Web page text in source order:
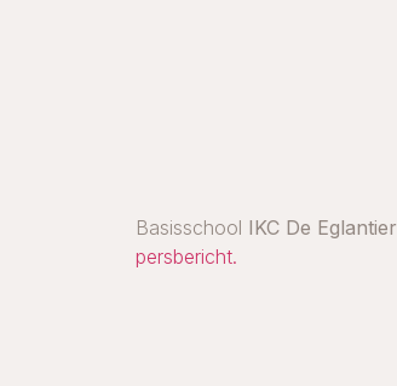
Basisschool IKC De Eglantier
persbericht.